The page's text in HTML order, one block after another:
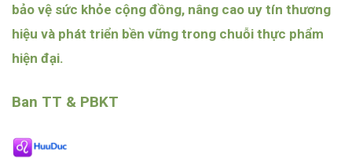
bảo vệ sức khỏe cộng đồng, nâng cao uy tín thương
hiệu và phát triển bền vững trong chuỗi thực phẩm
hiện đại.
Ban TT & PBKT